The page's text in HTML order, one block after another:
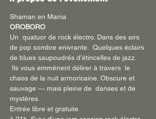
Shaman en Mania
OROBORO
Un  quatuor de rock électro. Dans des airs
de pop sombre enivrante.  Quelques éclairs
de blues saupoudrés d’étincelles de jazz.
Ils vous emmènent délirer à travers  le
chaos de la nuit armoricaine. Obscure et
sauvage — mais pleine de  danses et de
mystères.
Entrée libre et gratuite